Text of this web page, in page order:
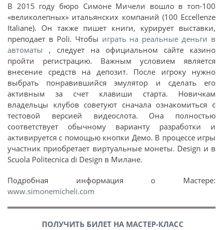
В 2015 году бюро Симоне Мичели вошло в топ-100
«великолепных» итальянских компаний (100 Eccellenze
Italiane). Он также пишет книги, курирует выставки,
преподает в Poli. Чтобы играть на реальные деньги в
автоматы , следует на официальном сайте казино
пройти регистрацию. Важным условием является
внесение средств на депозит. После игроку нужно
выбрать понравившийся эмулятор и сделать его
активным за счет клавиши старта. Новичкам
владельцы клубов советуют сначала ознакомиться с
тестовой версией видеослота. Она полностью
соответствует обычному варианту разработки и
активируется с помощью кнопки Демо. В процессе игры
участник приобретает виртуальные монеты. Design и в
Scuola Politecnica di Design в Милане.
Подробная информация о Мастере:
www.simonemicheli.com
ПОЛУЧИТЬ БИЛЕТ НА МАСТЕР-КЛАСС